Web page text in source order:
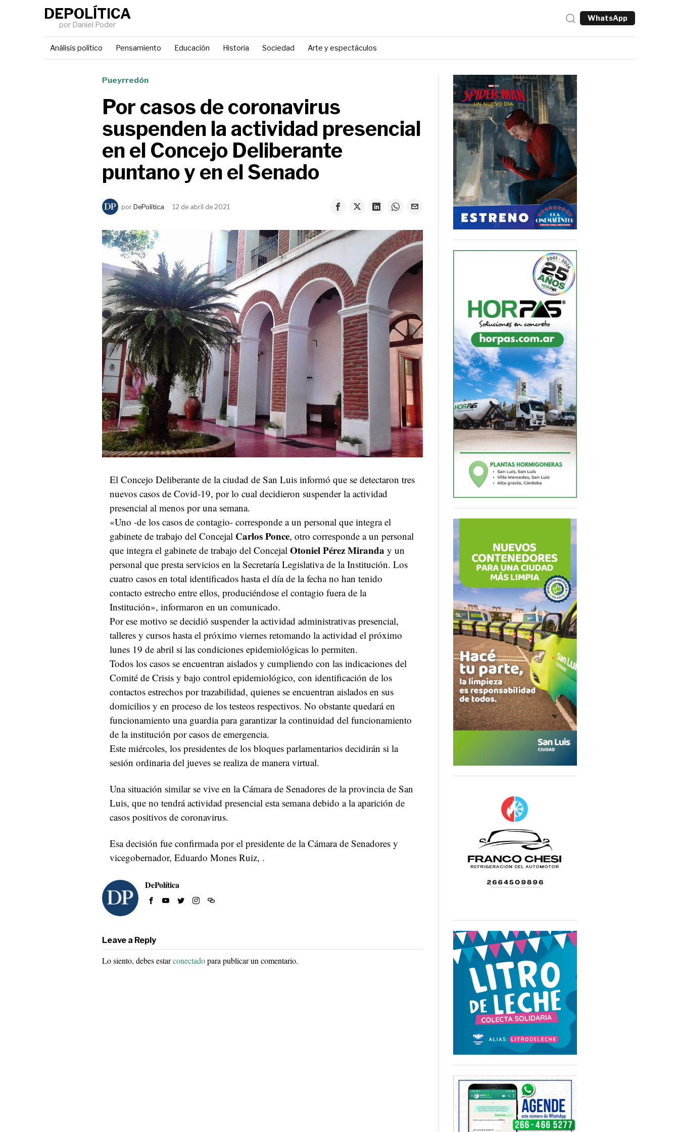
DEPOLÍTICA
por Daniel Poder
WhatsApp
Análisis político Pensamiento Educación Historia Sociedad Arte y espectáculos
Pueyrredón
Por casos de coronavirus
suspenden la actividad presencial
en el Concejo Deliberante
puntano y en el Senado
por DePolítica 12 de abril de 2021
El Concejo Deliberante de la ciudad de San Luis informó que se detectaron tres
nuevos casos de Covid-19, por lo cual decidieron suspender la actividad
presencial al menos por una semana.
«Uno -de los casos de contagio- corresponde a un personal que integra el
gabinete de trabajo del Concejal Carlos Ponce, otro corresponde a un personal
que integra el gabinete de trabajo del Concejal Otoniel Pérez Miranda y un
personal que presta servicios en la Secretaría Legislativa de la Institución. Los
cuatro casos en total identificados hasta el día de la fecha no han tenido
contacto estrecho entre ellos, produciéndose el contagio fuera de la
Institución», informaron en un comunicado.
Por ese motivo se decidió suspender la actividad administrativas presencial,
talleres y cursos hasta el próximo viernes retomando la actividad el próximo
lunes 19 de abril si las condiciones epidemiológicas lo permiten.
Todos los casos se encuentran aislados y cumpliendo con las indicaciones del
Comité de Crisis y bajo control epidemiológico, con identificación de los
contactos estrechos por trazabilidad, quienes se encuentran aislados en sus
domicilios y en proceso de los testeos respectivos. No obstante quedará en
funcionamiento una guardia para garantizar la continuidad del funcionamiento
de la institución por casos de emergencia.
Este miércoles, los presidentes de los bloques parlamentarios decidirán si la
sesión ordinaria del jueves se realiza de manera virtual.
Una situación similar se vive en la Cámara de Senadores de la provincia de San
Luis, que no tendrá actividad presencial esta semana debido a la aparición de
casos positivos de coronavirus.
Esa decisión fue confirmada por el presidente de la Cámara de Senadores y
vicegobernador, Eduardo Mones Ruiz, .
DePolítica
Leave a Reply
Lo siento, debes estarconectadopara publicar un comentario.